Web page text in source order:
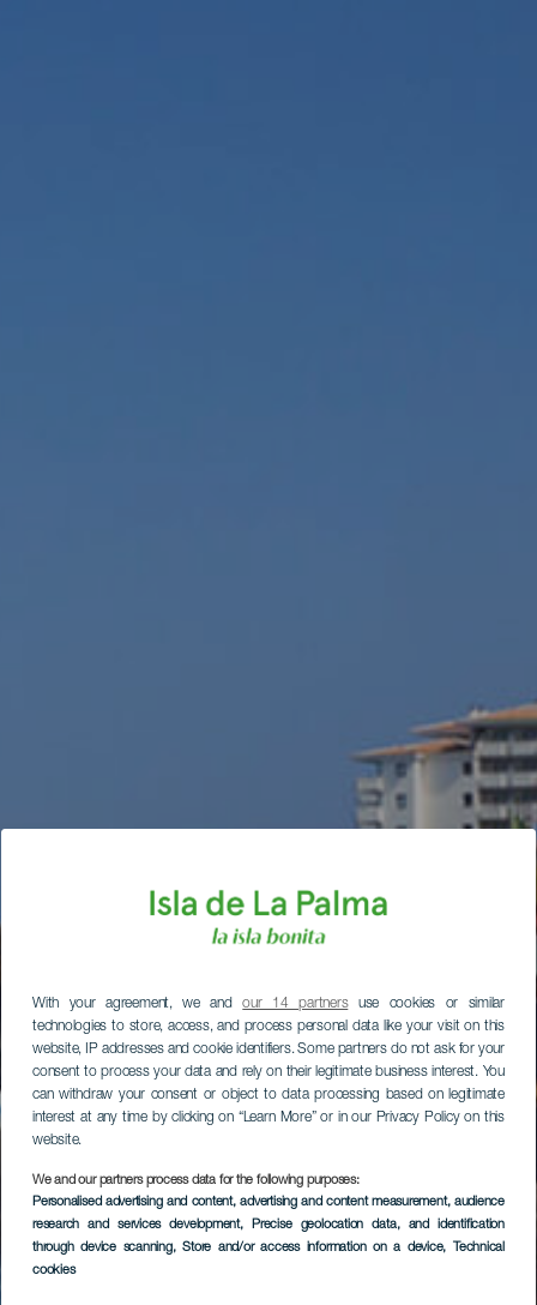
With your agreement, we andour 14 partnersuse cookies or similar
technologies to store, access, and process personal data like your visit on this
website, IP addresses and cookie identifiers. Some partners do not ask for your
consent to process your data and rely on their legitimate business interest. You
can withdraw your consent or object to data processing based on legitimate
interest at any time by clicking on “Learn More” or in our Privacy Policy on this
website.
We and our partners process data for the following purposes:
Personalised advertising and content, advertising and content measurement, audience
research and services development, Precise geolocation data, and identification
through device scanning, Store and/or access information on a device, Technical
cookies